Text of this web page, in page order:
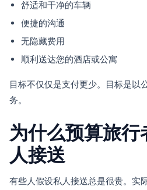
舒适和干净的车辆
便捷的沟通
无隐藏费用
顺利送达您的酒店或公寓
目标不仅仅是支付更少。目标是以
务。
为什么预算旅
人接送
有些人假设私人接送总是很贵。实